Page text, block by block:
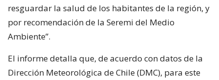
resguardar la salud de los habitantes de la región, y
por recomendación de la Seremi del Medio
Ambiente”.
El informe detalla que, de acuerdo con datos de la
Dirección Meteorológica de Chile (DMC), para este